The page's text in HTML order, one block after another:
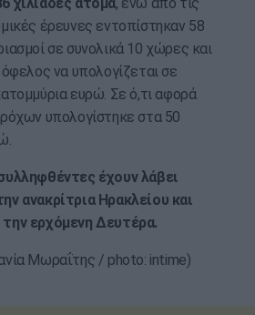
έρευνες εντοπίστηκαν 58
σε συνολικά 10 χώρες και
να υπολογίζεται σε
ευρώ. Σε ό,τι αφορά
υπολογίστηκε στα 50
έχουν λάβει
ανακρίτρια Ηρακλείου και
ερχόμενη Δευτέρα.
Μωραΐτης / photo: intime)